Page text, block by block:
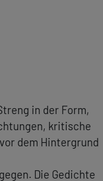
in der Form,
kritische
dem Hintergrund
Die Gedichte